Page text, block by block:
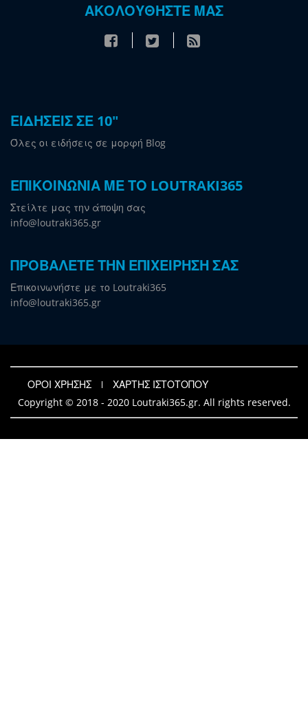
ΑΚΟΛΟΥΘΗΣΤΕ ΜΑΣ
ΕΙΔΗΣΕΙΣ ΣΕ 10"
Όλες οι ειδήσεις σε μορφή Blog
ΕΠΙΚΟΙΝΩΝΙΑ ΜΕ ΤΟ LOUTRAKI365
Στείλτε μας την άποψη σας
info@loutraki365.gr
ΠΡΟΒΑΛΕΤΕ ΤΗΝ ΕΠΙΧΕΙΡΗΣΗ ΣΑΣ
Επικοινωνήστε με το Loutraki365
info@loutraki365.gr
ΟΡΟΙ ΧΡΗΣΗΣ
ΧΑΡΤΗΣ ΙΣΤΟΤΟΠΟΥ
Copyright © 2018 - 2020 Loutraki365.gr. All rights reserved.